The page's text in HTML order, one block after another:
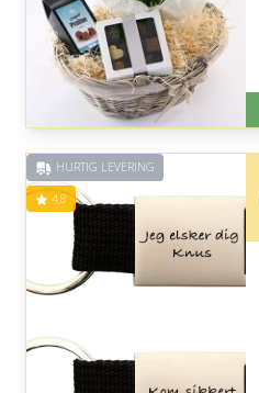
HURTIG LEVERING
4.8